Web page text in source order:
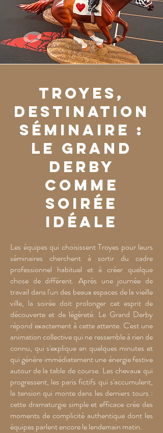
Troyes,
destination
séminaire :
le Grand
Derby
comme
soirée
idéale
Les équipes qui choisissent Troyes pour leurs
séminaires cherchent à sortir du cadre
professionnel habituel et à créer quelque
chose de différent. Après une journée de
travail dans l'un des beaux espaces de la vieille
ville, la soirée doit prolonger cet esprit de
découverte et de légèreté. Le Grand Derby
répond exactement à cette attente. C'est une
animation collective qui ne ressemble à rien de
connu, qui s'explique en quelques minutes et
qui génère immédiatement une énergie festive
autour de la table de course. Les chevaux qui
progressent, les paris fictifs qui s'accumulent,
la tension qui monte dans les derniers tours :
cette dramaturgie simple et efficace crée des
moments de complicité authentique dont les
équipes parlent encore le lendemain matin.